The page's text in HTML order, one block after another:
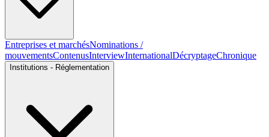
Entreprises et marchésNominations /
mouvementsContenusInterviewInternationalDécryptageChronique
Institutions - Réglementation